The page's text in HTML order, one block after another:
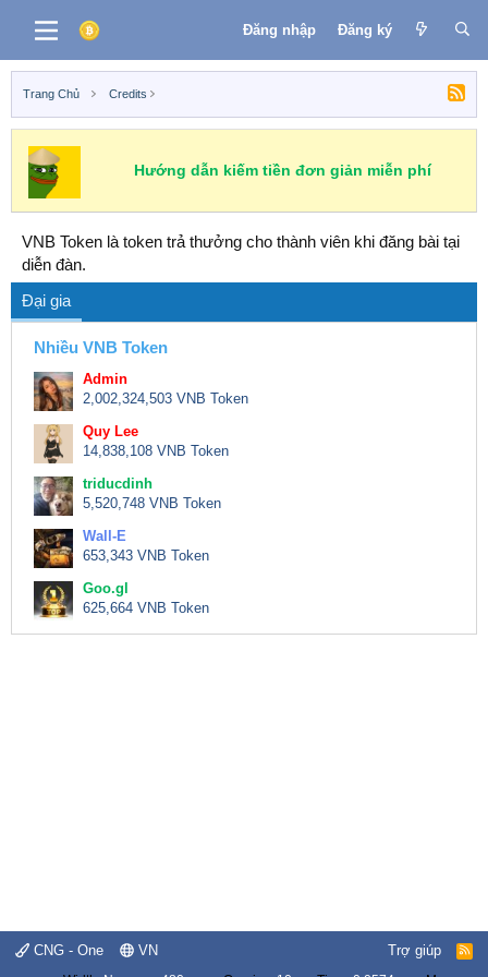
Đăng nhập Đăng ký
Trang Chủ Credits
Hướng dẫn kiếm tiền đơn giản miễn phí
VNB Token là token trả thưởng cho thành viên khi đăng bài tại
diễn đàn.
Đại gia
Nhiều VNB Token
Admin
2,002,324,503 VNB Token
Quy Lee
14,838,108 VNB Token
triducdinh
5,520,748 VNB Token
Wall-E
653,343 VNB Token
Goo.gl
625,664 VNB Token
CNG - One VN Trợ giúp
R